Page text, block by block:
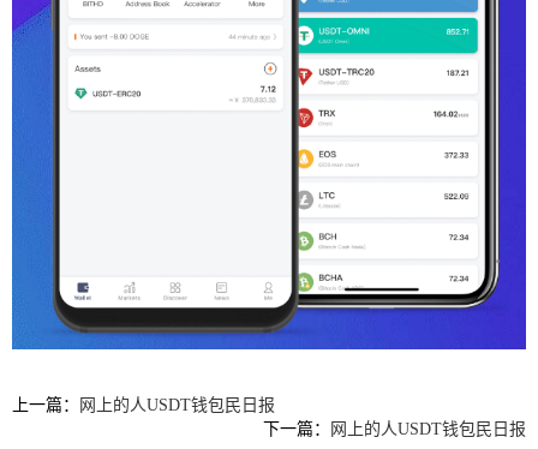
上一篇：
网上的人USDT钱包民日报
下一篇：
网上的人USDT钱包民日报